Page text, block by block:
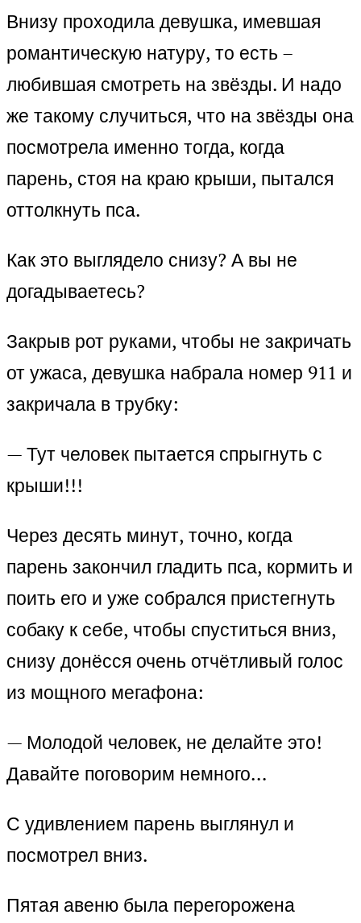
Внизу проходила девушка, имевшая
романтическую натуру, то есть –
любившая смотреть на звёзды. И надо
же такому случиться, что на звёзды она
посмотрела именно тогда, когда
парень, стоя на краю крыши, пытался
оттолкнуть пса.
Как это выглядело снизу? А вы не
догадываетесь?
Закрыв рот руками, чтобы не закричать
от ужаса, девушка набрала номер 911 и
закричала в трубку:
— Тут человек пытается спрыгнуть с
крыши!!!
Через десять минут, точно, когда
парень закончил гладить пса, кормить и
поить его и уже собрался пристегнуть
собаку к себе, чтобы спуститься вниз,
снизу донёсся очень отчётливый голос
из мощного мегафона:
— Молодой человек, не делайте это!
Давайте поговорим немного…
С удивлением парень выглянул и
посмотрел вниз.
Пятая авеню была перегорожена